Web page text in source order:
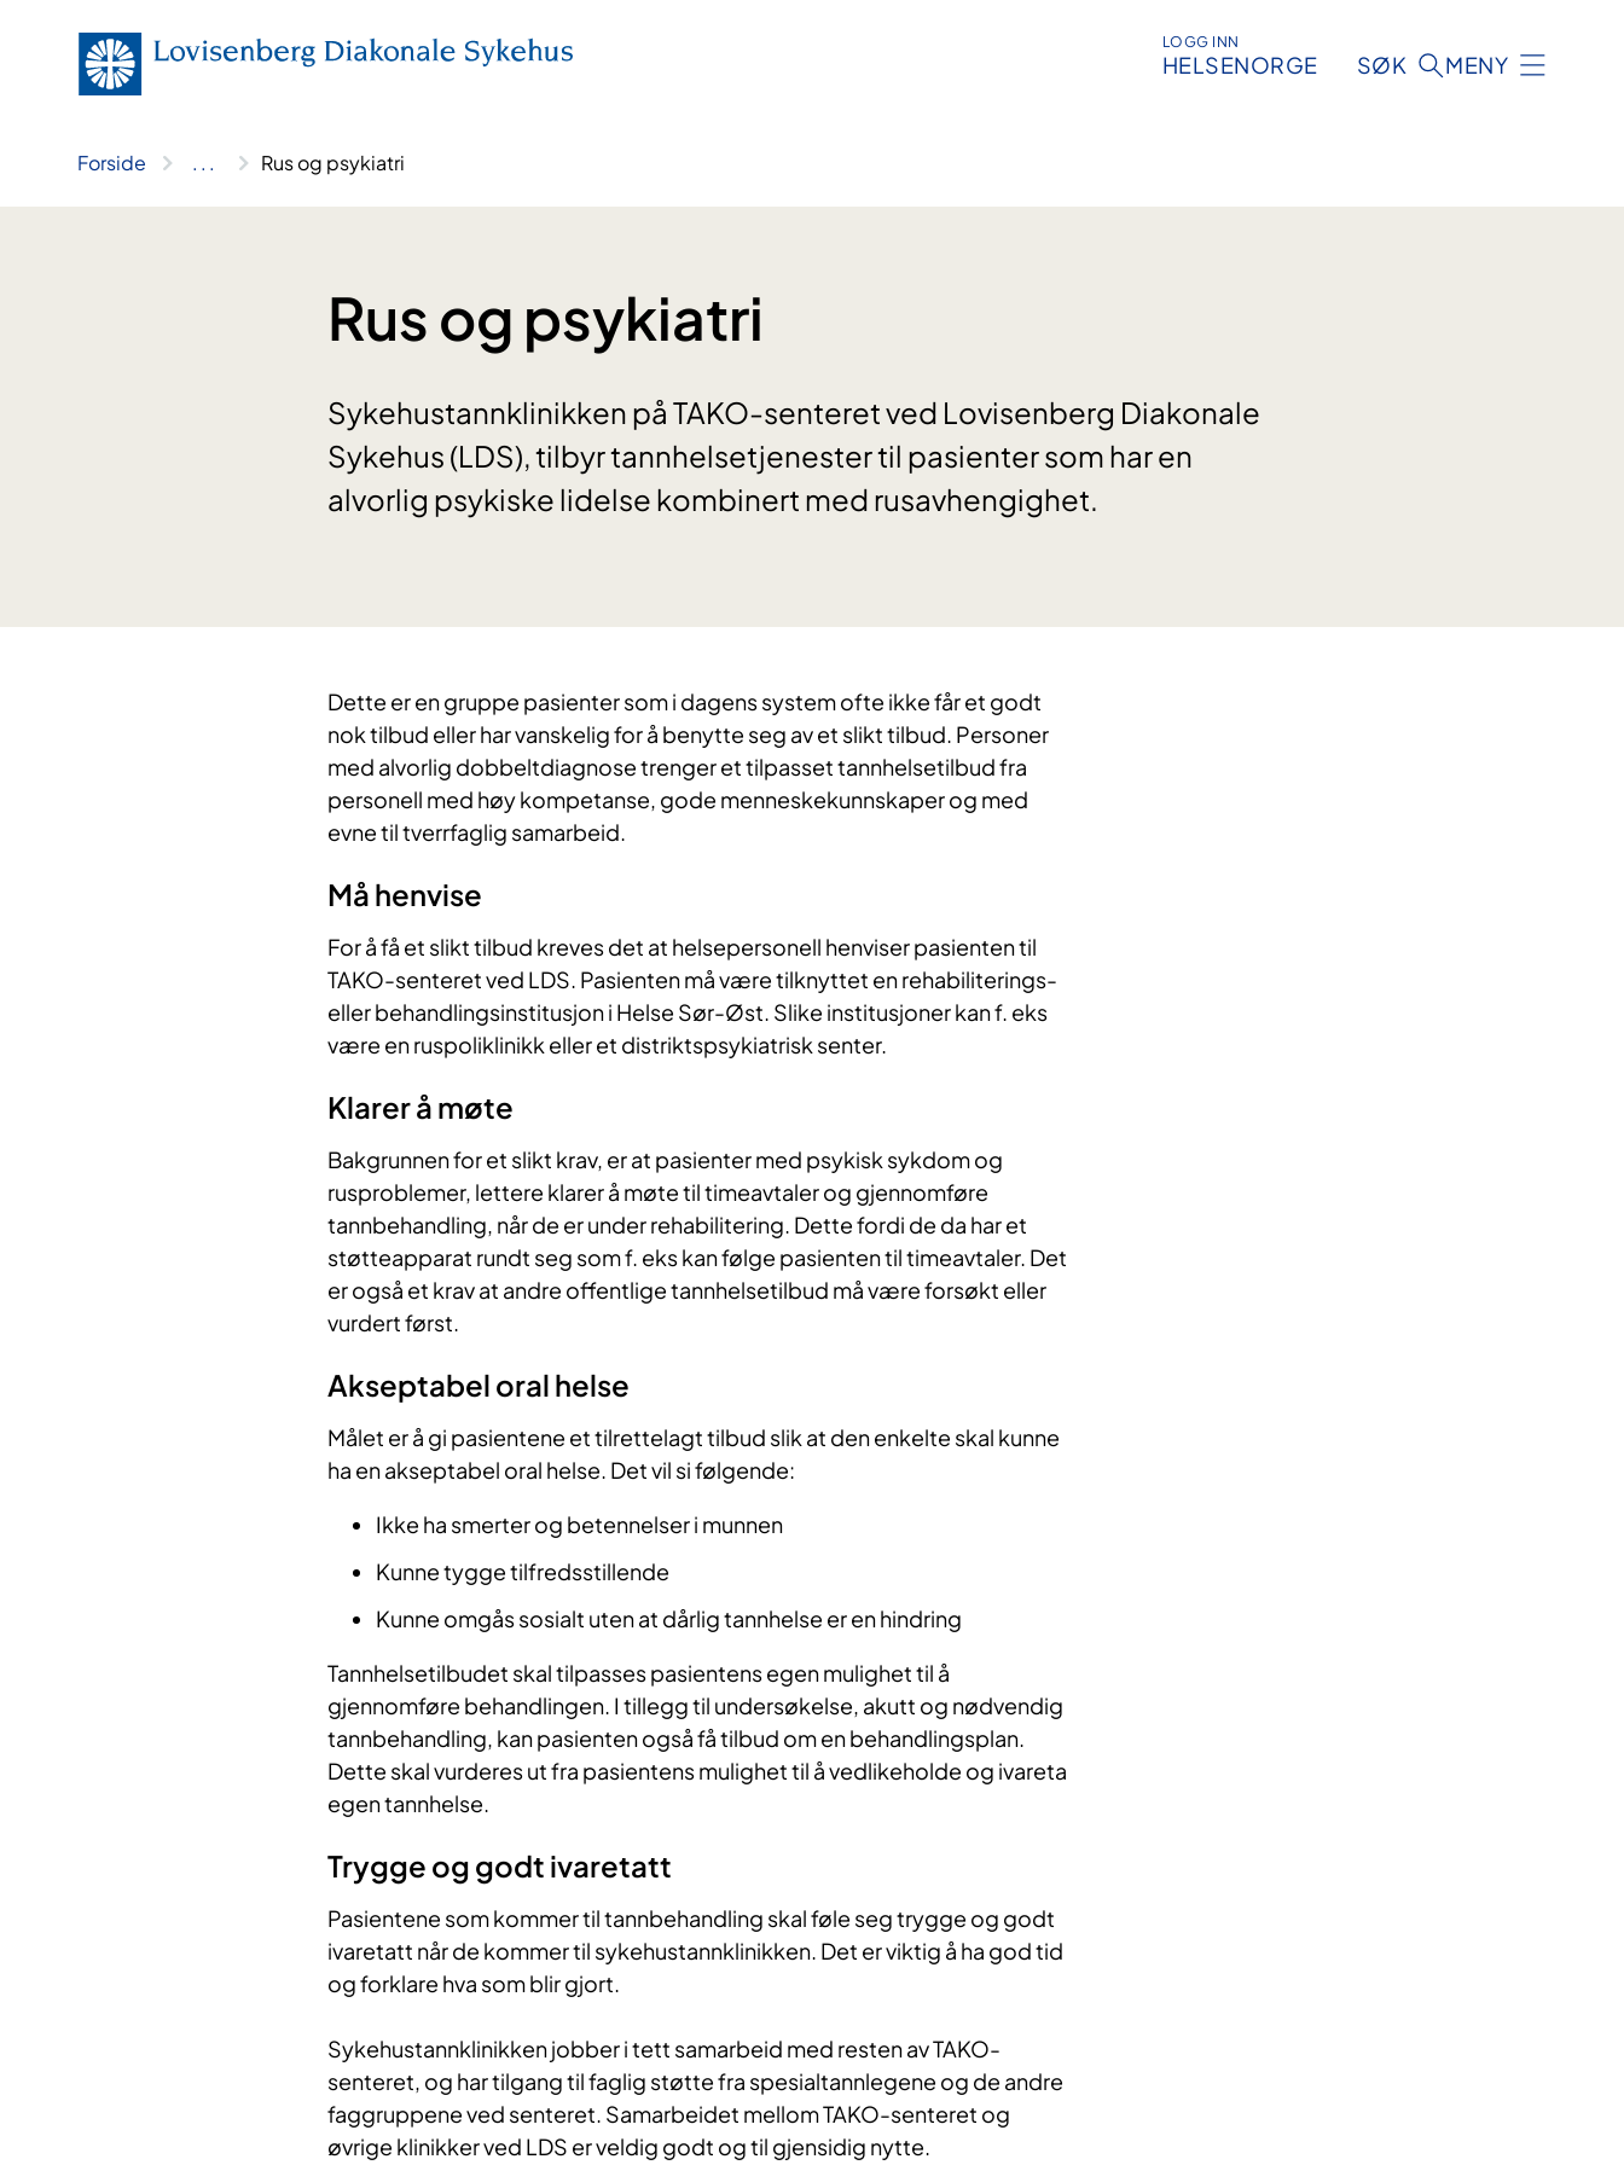
LOGG INN
HELSENORGE SØK MENY
Forside .. . Rus og psykiatri
Rus og psykiatri
Sykehustannklinikken på TAKO-senteret ved Lovisenberg Diakonale
Sykehus (LDS), tilbyr tannhelsetjenester til pasienter som har en
alvorlig psykiske lidelse kombinert med rusavhengighet.
Dette er en gruppe pasienter som i dagens system ofte ikke får et godt
nok tilbud eller har vanskelig for å benytte seg av et slikt tilbud. Personer
med alvorlig dobbeltdiagnose trenger et tilpasset tannhelsetilbud fra
personell med høy kompetanse, gode menneskekunnskaper og med
evne til tverrfaglig samarbeid.
Må henvise
For å få et slikt tilbud kreves det at helsepersonell henviser pasienten til
TAKO-senteret ved LDS. Pasienten må være tilknyttet en rehabiliterings-
eller behandlingsinstitusjon i Helse Sør-Øst. Slike institusjoner kan f. eks
være en ruspoliklinikk eller et distriktspsykiatrisk senter.
Klarer å møte
Bakgrunnen for et slikt krav, er at pasienter med psykisk sykdom og
rusproblemer, lettere klarer å møte til timeavtaler og gjennomføre
tannbehandling, når de er under rehabilitering. Dette fordi de da har et
støtteapparat rundt seg som f. eks kan følge pasienten til timeavtaler. Det
er også et krav at andre offentlige tannhelsetilbud må være forsøkt eller
vurdert først.
Akseptabel oral helse
Målet er å gi pasientene et tilrettelagt tilbud slik at den enkelte skal kunne
ha en akseptabel oral helse. Det vil si følgende:
Ikke ha smerter og betennelser i munnen
Kunne tygge tilfredsstillende
Kunne omgås sosialt uten at dårlig tannhelse er en hindring
Tannhelsetilbudet skal tilpasses pasientens egen mulighet til å
gjennomføre behandlingen. I tillegg til undersøkelse, akutt og nødvendig
tannbehandling, kan pasienten også få tilbud om en behandlingsplan.
Dette skal vurderes ut fra pasientens mulighet til å vedlikeholde og ivareta
egen tannhelse.
Trygge og godt ivaretatt
Pasientene som kommer til tannbehandling skal føle seg trygge og godt
ivaretatt når de kommer til sykehustannklinikken. Det er viktig å ha god tid
og forklare hva som blir gjort.
Sykehustannklinikken jobber i tett samarbeid med resten av TAKO-
senteret, og har tilgang til faglig støtte fra spesialtannlegene og de andre
faggruppene ved senteret. Samarbeidet mellom TAKO-senteret og
øvrige klinikker ved LDS er veldig godt og til gjensidig nytte.